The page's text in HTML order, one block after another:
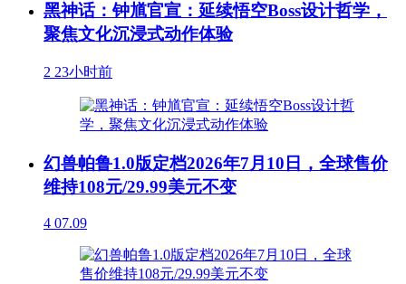
黑神话：钟馗官宣：延续悟空Boss设计哲学，
聚焦文化沉浸式动作体验
2 23小时前
幻兽帕鲁1.0版定档2026年7月10日，全球售价
维持108元/29.99美元不变
4 07.09